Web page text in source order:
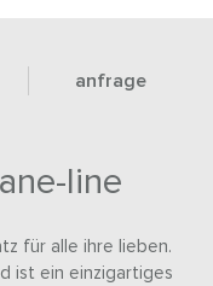
anfrage
line
für alle ihre lieben.
ist ein einzigartiges